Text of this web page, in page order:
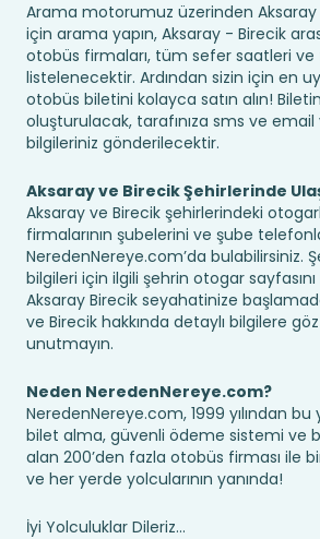
Arama motorumuz üzerinden Aksaray
için arama yapın, Aksaray - Birecik
otobüs firmaları, tüm sefer saatleri ve
listelenecektir. Ardından sizin için en
otobüs biletini kolayca satın alın!
oluşturulacak, tarafınıza sms ve
bilgileriniz gönderilecektir.
Aksaray ve Birecik Şehirlerinde
Aksaray ve Birecik şehirlerindeki
firmalarının şubelerini ve şube
NeredenNereye.com’da bulabilirsiniz.
bilgileri için ilgili şehrin otogar
Aksaray Birecik seyahatinize
ve Birecik hakkında detaylı bilgilere
unutmayın.
Neden NeredenNereye.com?
NeredenNereye.com, 1999 yılından
bilet alma, güvenli ödeme sistemi ve
alan 200’den fazla otobüs firması ile
ve her yerde yolcularının yanında!
İyi Yolculuklar Dileriz...